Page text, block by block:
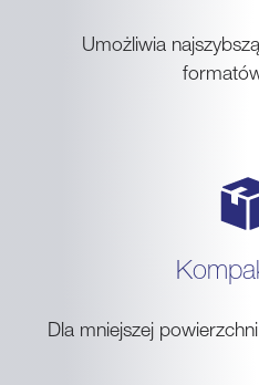
Umożliwia
Dla mniejszej